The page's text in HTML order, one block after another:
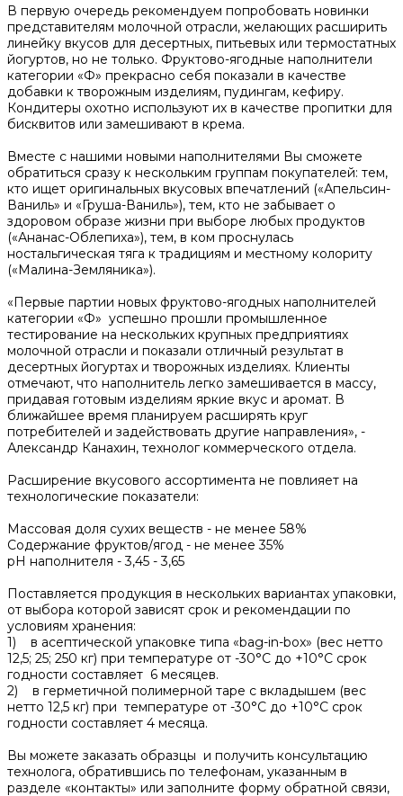
В первую очередь рекомендуем попробовать новинки
представителям молочной отрасли, желающих расширить
линейку вкусов для десертных, питьевых или термостатных
йогуртов, но не только. Фруктово-ягодные наполнители
категории «Ф» прекрасно себя показали в качестве
добавки к творожным изделиям, пудингам, кефиру.
Кондитеры охотно используют их в качестве пропитки для
бисквитов или замешивают в крема.
Вместе с нашими новыми наполнителями Вы сможете
обратиться сразу к нескольким группам покупателей: тем,
кто ищет оригинальных вкусовых впечатлений («Апельсин-
Ваниль» и «Груша-Ваниль»), тем, кто не забывает о
здоровом образе жизни при выборе любых продуктов
(«Ананас-Облепиха»), тем, в ком проснулась
ностальгическая тяга к традициям и местному колориту
(«Малина-Земляника»).
«Первые партии новых фруктово-ягодных наполнителей
категории «Ф» успешно прошли промышленное
тестирование на нескольких крупных предприятиях
молочной отрасли и показали отличный результат в
десертных йогуртах и творожных изделиях. Клиенты
отмечают, что наполнитель легко замешивается в массу,
придавая готовым изделиям яркие вкус и аромат. В
ближайшее время планируем расширять круг
потребителей и задействовать другие направления», -
Александр Канахин, технолог коммерческого отдела.
Расширение вкусового ассортимента не повлияет на
технологические показатели:
Массовая доля сухих веществ - не менее 58%
Содержание фруктов/ягод - не менее 35%
pH наполнителя - 3,45 - 3,65
Поставляется продукция в нескольких вариантах упаковки,
от выбора которой зависят срок и рекомендации по
условиям хранения:
1) в асептической упаковке типа «bag-in-box» (вес нетто
12,5; 25; 250 кг) при температуре от -30°С до +10°С срок
годности составляет 6 месяцев.
2) в герметичной полимерной таре с вкладышем (вес
нетто 12,5 кг) при температуре от -30°С до +10°С срок
годности составляет 4 месяца.
Вы можете заказать образцы и получить консультацию
технолога, обратившись по телефонам, указанным в
разделе «контакты» или заполните форму обратной связи,